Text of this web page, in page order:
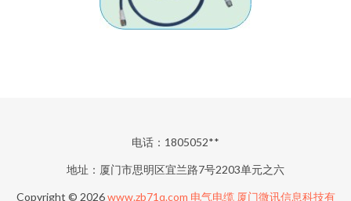
电话：1805052**
地址：厦门市思明区宜兰路7号2203单元之六
Copyright © 2026www.zb71q.com 电气电缆 厦门微讯信息科技有